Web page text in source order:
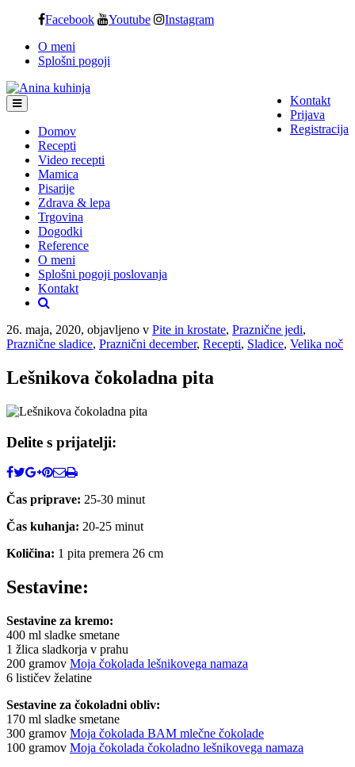
content
Facebook Youtube Instagram
O meni
Splošni pogoji
Kontakt
Prijava
Registracija
Domov
Recepti
Video recepti
Mamica
Pisarije
Zdrava & lepa
Trgovina
Dogodki
Reference
O meni
Splošni pogoji poslovanja
Kontakt
26. maja, 2020, objavljeno v Pite in krostate, Praznične jedi,
Praznične sladice, Praznični december, Recepti, Sladice, Velika noč
Lešnikova čokoladna pita
Delite s prijatelji:
Čas priprave: 25-30 minut
Čas kuhanja: 20-25 minut
Količina: 1 pita premera 26 cm
Sestavine:
Sestavine za kremo:
400 ml sladke smetane
1 žlica sladkorja v prahu
200 gramov Moja čokolada lešnikovega namaza
6 lističev želatine
Sestavine za čokoladni obliv:
170 ml sladke smetane
300 gramov Moja čokolada BAM mlečne čokolade
100 gramov Moja čokolada čokoladno lešnikovega namaza